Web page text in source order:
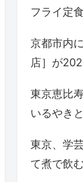
フライ定食
京都市内
店］が
東京恵比
いるやき
東京、学
て煮で飲む